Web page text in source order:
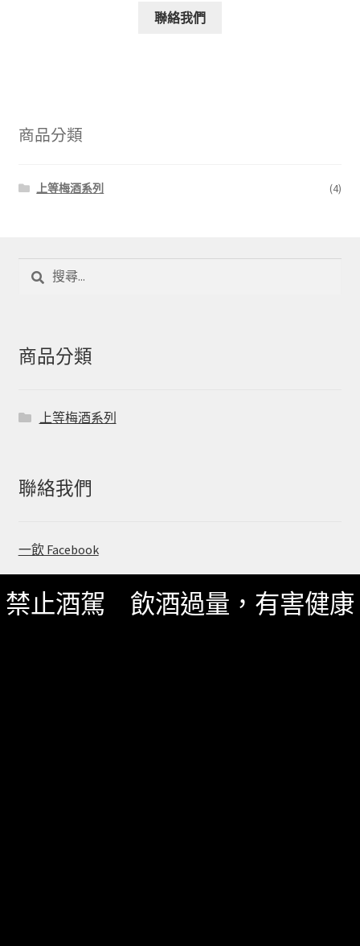
聯絡我們
商品分類
上等梅酒系列 (4)
字:
商品分類
上等梅酒系列
聯絡我們
一飲 Facebook
一飲 LINE@
禁止酒駕 飲酒過量，有害健康